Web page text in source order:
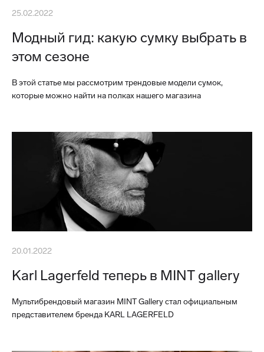
25.02.2022
Модный гид: какую сумку выбрать в
этом сезоне
В этой статье мы рассмотрим трендовые модели сумок,
которые можно найти на полках нашего магазина
20.01.2022
Karl Lagerfeld теперь в MINT gallery
Мультибрендовый магазин MINT Gallery стал официальным
представителем бренда KARL LAGERFELD